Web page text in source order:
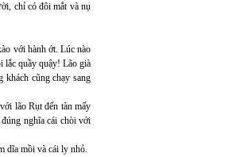
chỉ có đôi mắt và nụ
với hành ớt. Lúc nào
lắc quầy quậy! Lão già
khách cũng chạy sang
lão Rụt đến tàn mấy
nghĩa cái chòi với
dĩa mồi và cái ly nhỏ.